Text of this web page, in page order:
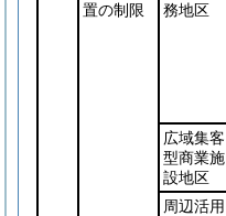
置の制限
務地区
広域集客
型商業施
設地区
周辺活用